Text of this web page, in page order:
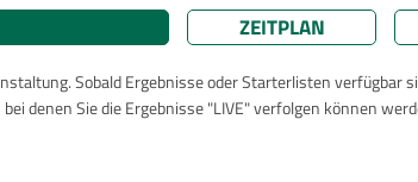
ZEITPLAN
Sobald Ergebnisse oder Starterlisten
denen Sie die Ergebnisse "LIVE" verfolgen können